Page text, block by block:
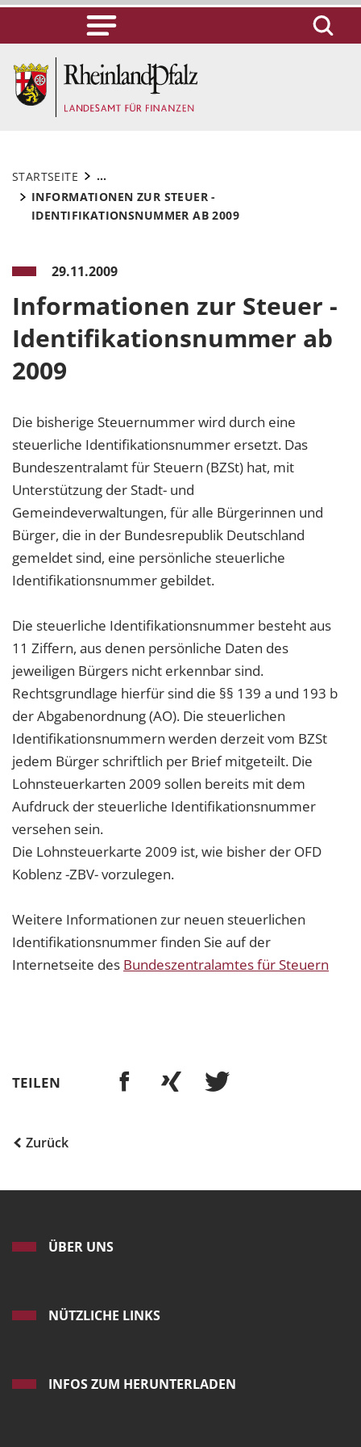
STARTSEITE
...
INFORMATIONEN ZUR STEUER -
IDENTIFIKATIONSNUMMER AB 2009
29.11.2009
Informationen zur Steuer -
Identifikationsnummer ab
2009
Die bisherige Steuernummer wird durch eine
steuerliche Identifikationsnummer ersetzt. Das
Bundeszentralamt für Steuern (BZSt) hat, mit
Unterstützung der Stadt- und
Gemeindeverwaltungen, für alle Bürgerinnen und
Bürger, die in der Bundesrepublik Deutschland
gemeldet sind, eine persönliche steuerliche
Identifikationsnummer gebildet.
Die steuerliche Identifikationsnummer besteht aus
11 Ziffern, aus denen persönliche Daten des
jeweiligen Bürgers nicht erkennbar sind.
Rechtsgrundlage hierfür sind die §§ 139 a und 193 b
der Abgabenordnung (AO). Die steuerlichen
Identifikationsnummern werden derzeit vom BZSt
jedem Bürger schriftlich per Brief mitgeteilt. Die
Lohnsteuerkarten 2009 sollen bereits mit dem
Aufdruck der steuerliche Identifikationsnummer
versehen sein.
Die Lohnsteuerkarte 2009 ist, wie bisher der OFD
Koblenz -ZBV- vorzulegen.
Weitere Informationen zur neuen steuerlichen
Identifikationsnummer finden Sie auf der
Internetseite des Bundeszentralamtes für Steuern
TEILEN
Zurück
ÜBER UNS
NÜTZLICHE LINKS
INFOS ZUM HERUNTERLADEN